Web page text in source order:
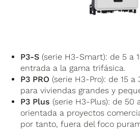
P3-S (serie H3-Smart): de 5 a
entrada a la gama trifásica.
P3 PRO (serie H3-Pro): de 15
para viviendas grandes y
P3 Plus (serie H3-Plus): de 50
orientada a proyectos
por tanto, fuera del foco